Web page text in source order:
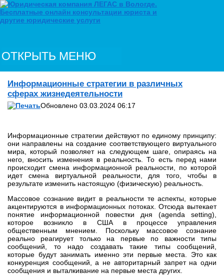
ОТКРЫТЬ МЕНЮ
Информационные стратегии в различных
сферах жизнедеятельности
Обновлено 03.03.2024 06:17
Информационные стратегии действуют по единому принципу:
они направлены на создание соответствующего виртуального
мира, который позволяет на следующем шаге, опираясь на
него, вносить изменения в реальность. То есть перед нами
происходит смена информационной реальности, по которой
идет смена виртуальной реальности, для того, чтобы в
результате изменить настоящую (физическую) реальность.
Массовое сознание видит в реальности те аспекты, которые
акцентируются в информационных потоках. Отсюда вытекает
понятие информационной повестки дня (agenda setting),
которое возникло в США в процессе управления
общественным мнением. Поскольку массовое сознание
реально реагирует только на первые по важности типы
сообщений, то надо создавать такие типы сообщений,
которые будут занимать именно эти первые места. Это как
конкуренция сообщений, а не авторитарный запрет на одни
сообщения и выталкивание на первые места других.